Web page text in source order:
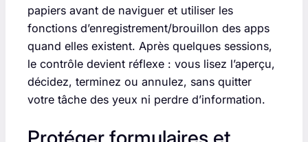
papiers avant de naviguer et utiliser les
fonctions d’enregistrement/brouillon des apps
quand elles existent. Après quelques sessions,
le contrôle devient réflexe : vous lisez l’aperçu,
décidez, terminez ou annulez, sans quitter
votre tâche des yeux ni perdre d’information.